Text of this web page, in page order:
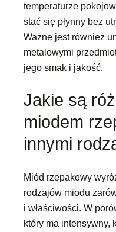
temperaturze
stać się płynny bez
Ważne jest również
metalowymi
jego smak i jakość.
Jakie są
miodem
innymi
Miód rzepakowy
rodzajów miodu
i właściwości. W
który ma intensywny,